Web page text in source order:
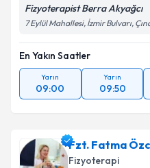
Fizyoterapist Berra Akyağcı
7 Eylül Mahallesi, İzmir Bulvarı,
En Yakın Saatler
Yarın
09:00
Yarın
09:50
Fzt. Fatma
Fizyoterapi